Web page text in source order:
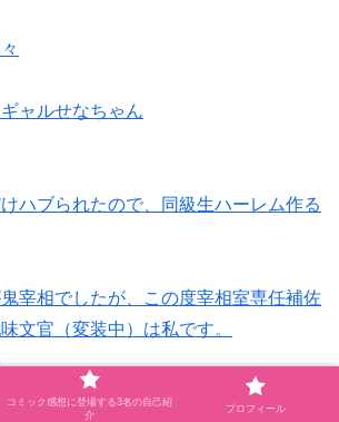
ャルせなちゃん
ハブられたので、同級生ハーレム作る
宰相でしたが、この度宰相室専任補佐
文官（変装中）は私です。
ぐ
コミック感想に登場する3名の自己紹
介
プロフィール